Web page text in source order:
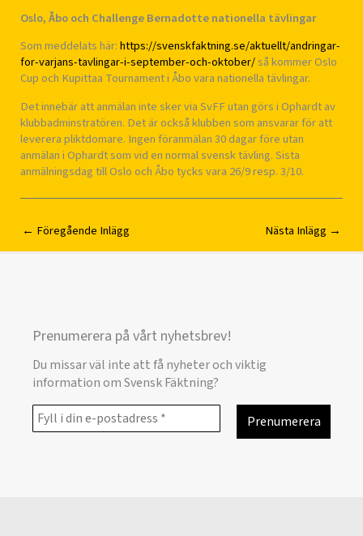
Oslo, Åbo och Challenge Bernadotte nationella tävlingar
Som meddelats här:https://svenskfaktning.se/aktuellt/andringar-
for-varjans-tavlingar-i-september-och-oktober/så kommer Oslo
Cup och Kupittaa Tournament i Åbo vara nationella tävlingar.
Det innebär att anmälan inte sker via SvFF utan görs i Ophardt av
klubbadminstratören. Det är också klubben som ansvarar för att
leverera pliktdomare. Ingen föranmälan 30 dagar före utan
anmälan i Ophardt som vid en normal svensk tävling. Sista
anmälningsdag till Oslo och Åbo tycks vara 26/9 resp. 3/10.
← Föregående Inlägg Nästa Inlägg →
Prenumerera på vårt nyhetsbrev!
Du missar väl inte att få nyheter och viktig
information om Svensk Fäktning?